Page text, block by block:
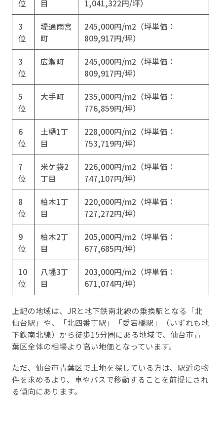
位 目 1,041,322円/坪）
3
位
堤通雨宮
町
245,000円/m2（坪単価：
809,917円/坪）
3
位
広瀬町
245,000円/m2（坪単価：
809,917円/坪）
5
位
大手町
235,000円/m2（坪単価：
776,859円/坪）
6
位
土樋1丁
目
228,000円/m2（坪単価：
753,719円/坪）
7
位
米ケ袋2
丁目
226,000円/m2（坪単価：
747,107円/坪）
8
位
柏木1丁
目
220,000円/m2（坪単価：
727,272円/坪）
9
位
柏木2丁
目
205,000円/m2（坪単価：
677,685円/坪）
10
位
八幡3丁
目
203,000円/m2（坪単価：
671,074円/坪）
上記の地域は、JRと地下鉄南北線の乗換駅となる「北
仙台駅」や、「北四番丁駅」「愛宕橋駅」（いずれも地
下鉄南北線）から徒歩15分圏にある地域で、仙台市青
葉区全体の相場より高い地価となっています。
ただ、仙台市青葉区で土地を探している方は、駅近の物
件を求めるより、車やバスで移動することを前提にされ
る傾向にあります。